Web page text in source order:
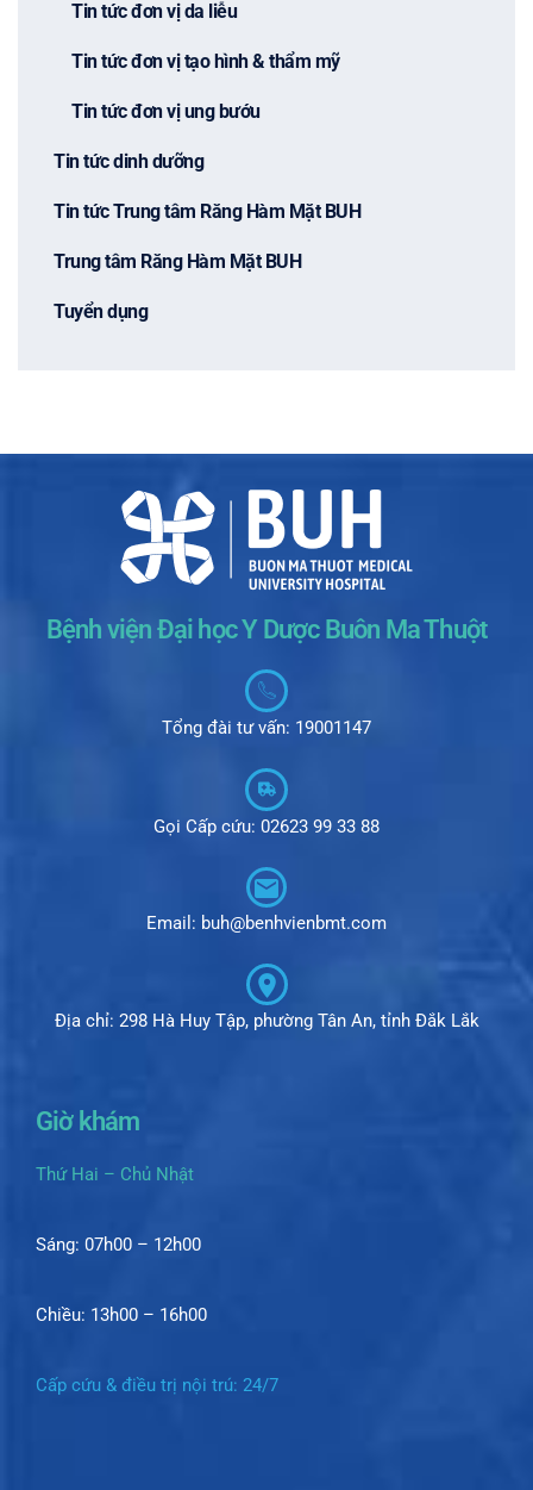
Tin tức đơn vị da liễu
Tin tức đơn vị tạo hình & thẩm mỹ
Tin tức đơn vị ung bướu
Tin tức dinh dưỡng
Tin tức Trung tâm Răng Hàm Mặt BUH
Trung tâm Răng Hàm Mặt BUH
Tuyển dụng
Bệnh viện Đại học Y Dược Buôn Ma Thuột
Tổng đài tư vấn: 19001147
Gọi Cấp cứu: 02623 99 33 88
Email: buh@benhvienbmt.com
Địa chỉ: 298 Hà Huy Tập, phường Tân An, tỉnh Đắk Lắk
Giờ khám
Thứ Hai – Chủ Nhật
Sáng: 07h00 – 12h00
Chiều: 13h00 – 16h00
Cấp cứu & điều trị nội trú: 24/7